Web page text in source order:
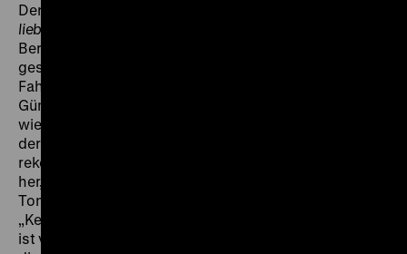
Der Stoff war so subversiv, dass
lieber Adam
Bereits vor den Dreharbeiten war eine Szene
gestrichen worden, in der NVA-Rekruten beim
Fahneneid durch die Luft schweben sollten. Als Egon
Günther den Film nach der Friedlichen Revolution 1989
wieder hervorholte, musste er feststellen, dass ein Teil
der Tonspur zerstört worden war. Er stellte eine
rekonstruierte, im Oktober 1990 uraufgeführte Version
her, in der ursprünglich geplante Szenen und fehlender
Ton durch Zitate aus dem Drehbuch ersetzt wurden.
„Kein anderer der 1965/66 eingebunkerten DEFA-Filme
ist von solcher Fröhlichkeit wie dieser – eine Haltung,